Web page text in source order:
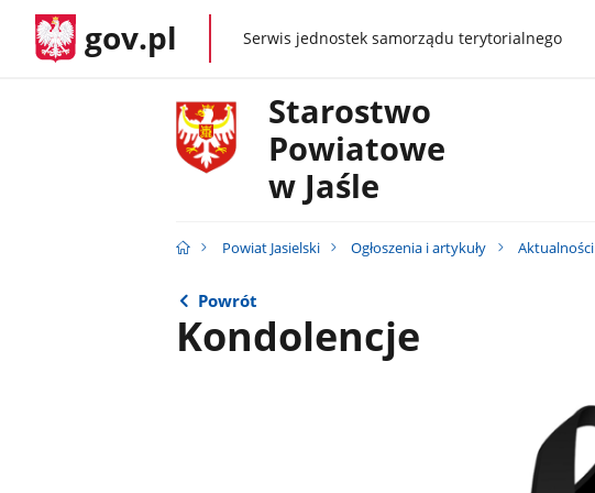
gov.pl gov.plSerwis jednostek samorządu terytorialnego
Starostwo
Powiatowe
w Jaśle
Powiat Jasielski Ogłoszenia i artykuły Aktualności
Powrót
Kondolencje